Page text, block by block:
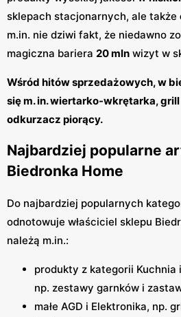
sklepach stacjonarnych, ale także
m.in. nie dziwi fakt, że niedawno
magiczna bariera 20 mln wizyt w
Wśród hitów sprzedażowych, w
się m. in. wiertarko-wkrętarka,
odkurzacz piorący.
Najbardziej popularne
Biedronka Home
Do najbardziej popularnych
odnotowuje właściciel sklepu
należą m.in.:
produkty z kategorii Kuchnia
np. zestawy garnków i
małe AGD i Elektronika, np.